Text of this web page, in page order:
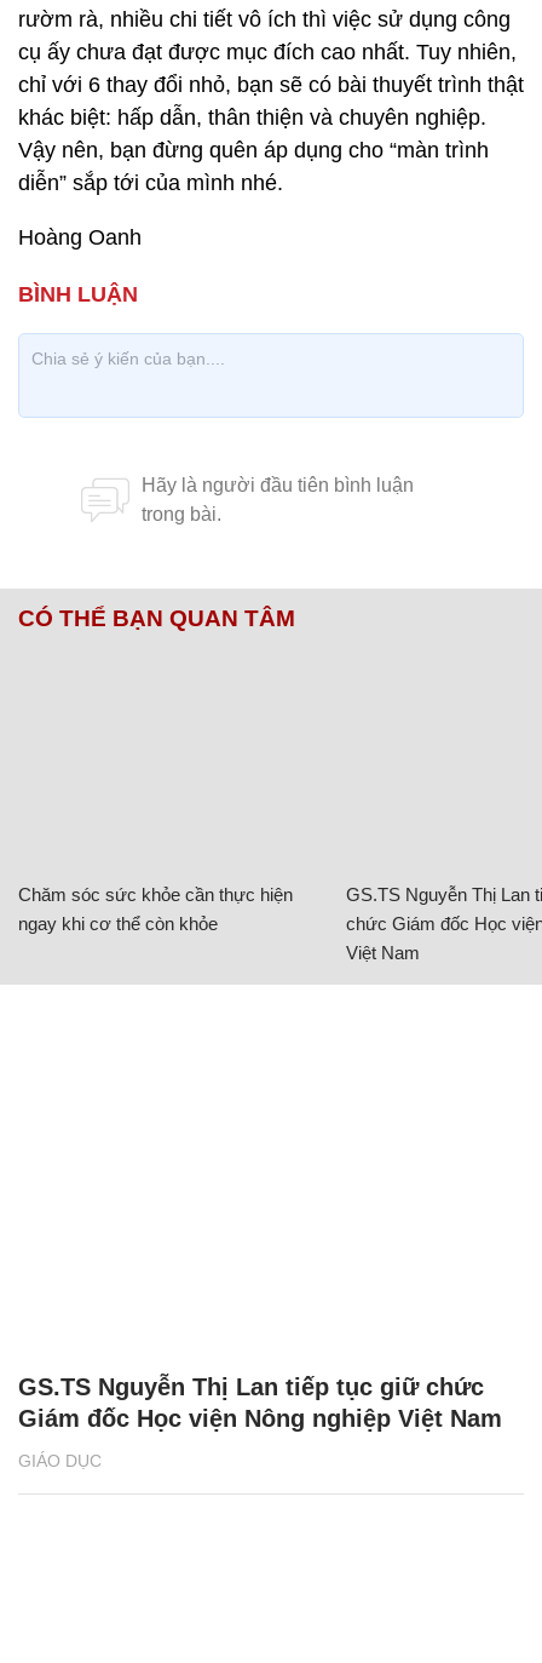
rườm rà, nhiều chi tiết vô ích thì việc sử dụng công
cụ ấy chưa đạt được mục đích cao nhất. Tuy nhiên,
chỉ với 6 thay đổi nhỏ, bạn sẽ có bài thuyết trình thật
khác biệt: hấp dẫn, thân thiện và chuyên nghiệp.
Vậy nên, bạn đừng quên áp dụng cho “màn trình
diễn” sắp tới của mình nhé.
Hoàng Oanh
CÓ THỂ BẠN QUAN TÂM
Chăm sóc sức khỏe cần thực hiện
ngay khi cơ thể còn khỏe
GS.TS Nguyễn Thị Lan
chức Giám đốc Học
Việt Nam
GIÁO DỤC
GS.TS Nguyễn Thị Lan tiếp tục giữ chức
Giám đốc Học viện Nông nghiệp Việt Nam